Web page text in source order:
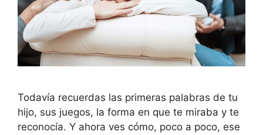
Todavía recuerdas las primeras palabras de tu
hijo, sus juegos, la forma en que te miraba y te
reconocía. Y ahora ves cómo, poco a poco, ese